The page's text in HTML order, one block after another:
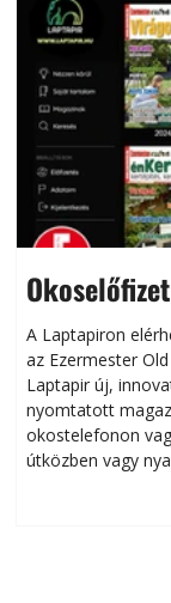
A Laptapiron
az Ezermester
Laptapir új,
nyomtatott
okostelefonon
útközben vagy